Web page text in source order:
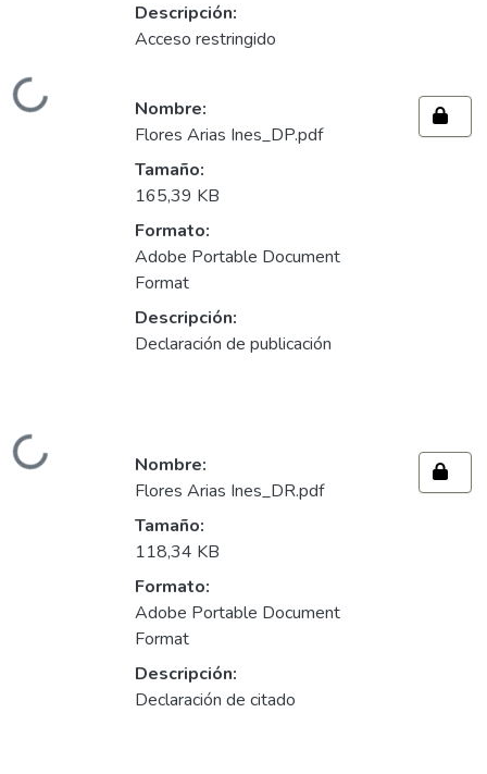
Cargando...
Descripción:
Acceso restringido
Cargando...
Nombre:
Flores Arias Ines_DP.pdf
Tamaño:
165,39 KB
Formato:
Adobe Portable Document
Format
Descripción:
Declaración de publicación
Nombre:
Flores Arias Ines_DR.pdf
Tamaño:
118,34 KB
Formato:
Adobe Portable Document
Format
Descripción:
Declaración de citado